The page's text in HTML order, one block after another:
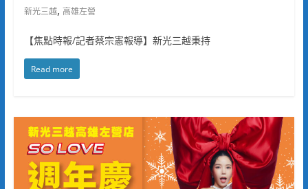
新光三越, 高雄左營
【焦點時報/記者蔡宗憲報導】新光三越秉持
Read more